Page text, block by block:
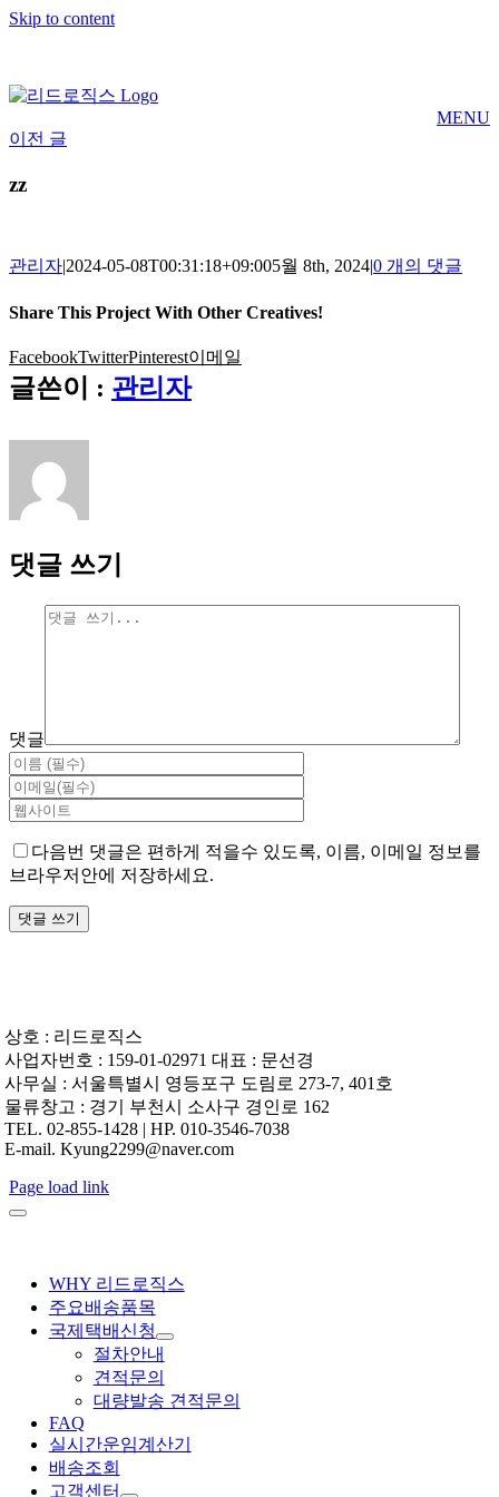
Skip to content
MENU
이전 글
zz
관리자|2024-05-08T00:31:18+09:005월 8th, 2024|0 개의 댓글
Share This Project With Other Creatives!
FacebookTwitterPinterest이메일
글쓴이 : 관리자
댓글 쓰기
댓글
다음번 댓글은 편하게 적을수 있도록, 이름, 이메일 정보를
브라우저안에 저장하세요.
상호 : 리드로직스
사업자번호 : 159-01-02971 대표 : 문선경
사무실 : 서울특별시 영등포구 도림로 273-7, 401호
물류창고 : 경기 부천시 소사구 경인로 162
TEL. 02-855-1428 | HP. 010-3546-7038
E-mail. Kyung2299@naver.com
Page load link
WHY 리드로직스
주요배송품목
국제택배신청
절차안내
견적문의
대량발송 견적문의
FAQ
실시간운임계산기
배송조회
고객센터